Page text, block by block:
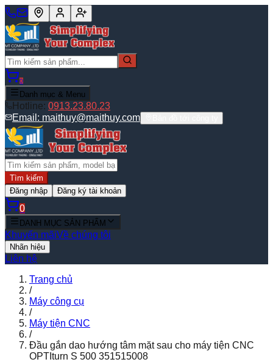
0
Danh mục & Menu
Hotline: 0913.23.80.23
Email: maithuy@maithuy.com
Tìm kiếm
Đăng nhập
Đăng ký tài khoản
0
DANH MỤC SẢN PHẨM
Khuyến mãiVề chúng tôi
Nhãn hiệu
Liên hệ
Trang chủ
/
Máy công cụ
/
Máy tiện CNC
/
Đầu gắn dao hướng tâm mặt sau cho máy tiện CNC
OPTIturn S 500 351515008